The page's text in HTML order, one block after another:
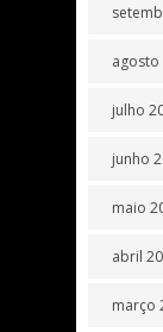
agosto
julho
junho
maio
abril
março